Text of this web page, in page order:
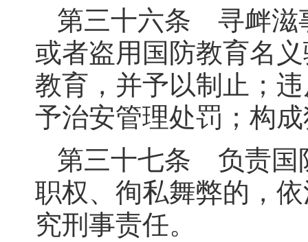
第三十六条 寻衅滋
或者盗用国防教育名
教育，并予以制止；
予治安管理处罚；构
第三十七条 负责国
职权、徇私舞弊的，
究刑事责任。